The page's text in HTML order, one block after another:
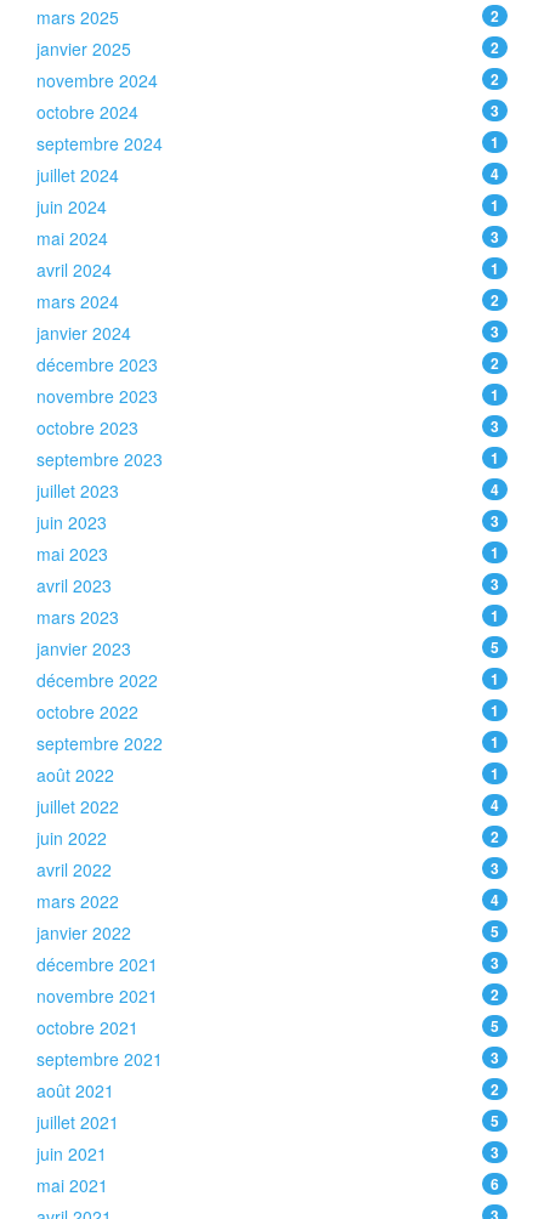
mars 2025 2
janvier 2025 2
novembre 2024 2
octobre 2024 3
septembre 2024 1
juillet 2024 4
juin 2024 1
mai 2024 3
avril 2024 1
mars 2024 2
janvier 2024 3
décembre 2023 2
novembre 2023 1
octobre 2023 3
septembre 2023 1
juillet 2023 4
juin 2023 3
mai 2023 1
avril 2023 3
mars 2023 1
janvier 2023 5
décembre 2022 1
octobre 2022 1
septembre 2022 1
août 2022 1
juillet 2022 4
juin 2022 2
avril 2022 3
mars 2022 4
janvier 2022 5
décembre 2021 3
novembre 2021 2
octobre 2021 5
septembre 2021 3
août 2021 2
juillet 2021 5
juin 2021 3
mai 2021 6